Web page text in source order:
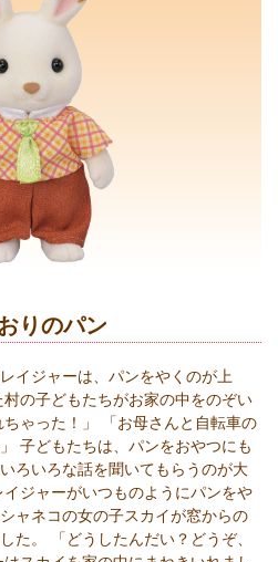
りのパン
イジャーは、パンをやくのが上
の子どもたちがお家の中をのぞい
ゃった！」 「お母さんと自転車の
子どもたちは、パンをおやつにも
ろいろな話を聞いてもらうのが大
ジャーがいつものようにパンをや
ャネコの女の子スカイが窓からの
た。 「どうしたんだい？どうぞ、